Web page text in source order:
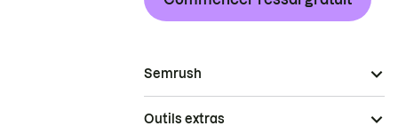
Semrush
Outils extras